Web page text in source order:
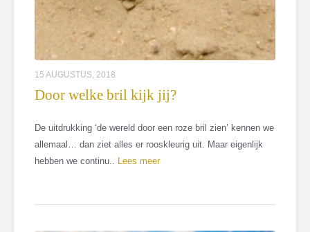
15 AUGUSTUS, 2018
Door welke bril kijk jij?
De uitdrukking ‘de wereld door een roze bril zien’ kennen we
allemaal… dan ziet alles er rooskleurig uit. Maar eigenlijk
hebben we continu..
Lees meer